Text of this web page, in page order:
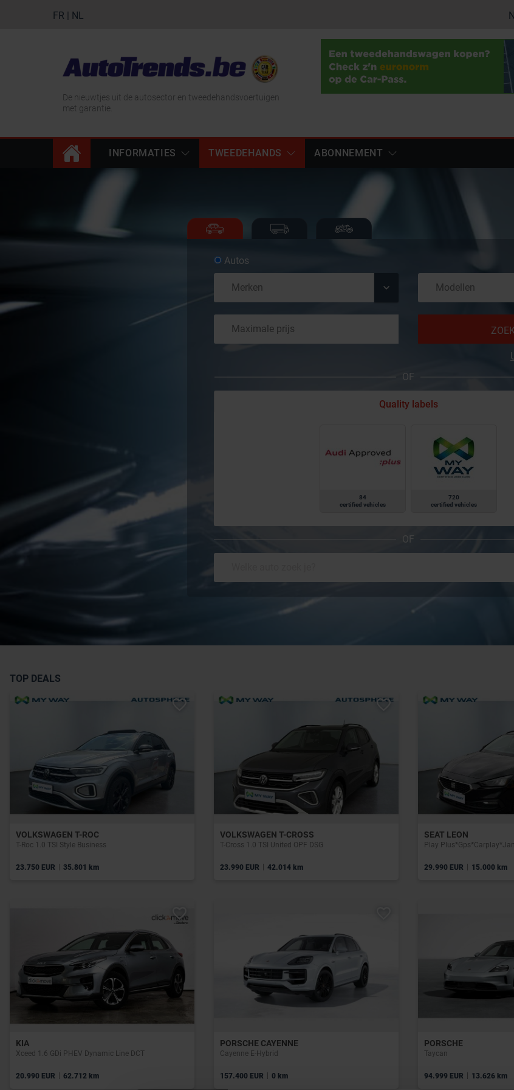
FR | NL
De nieuwtjes uit de autosector en tweedehandsvoertuigen
met garantie.
INFORMATIES TWEEDEHANDS ABONNEMENT
Autos
OF
Quality labels
84
certified vehicles
720
certified vehicles
OF
TOP DEALS
VOLKSWAGEN T-ROC
T-Roc 1.0 TSI Style Business
23.750 EUR | 35.801 km
VOLKSWAGEN T-CROSS
T-Cross 1.0 TSI United OPF DSG
23.990 EUR | 42.014 km
SEAT LEON
Play
29.990 EUR | 15.000 km
KIA
Xceed 1.6 GDi PHEV Dynamic Line DCT
20.990 EUR | 62.712 km
PORSCHE CAYENNE
Cayenne E-Hybrid
157.400 EUR | 0 km
PORSCHE
Taycan
94.999 EUR | 13.626 km